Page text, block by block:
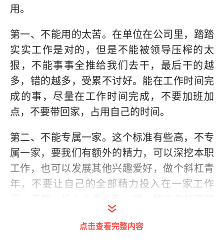
用。
第一、不能用的太苦。在单位在公司里，踏踏
实实工作是对的，但是不能被领导压榨的太
狠，不能事事全推给我们去干，最后干的越
多，错的越多，受累不讨好。能在工作时间完
成的事，尽量在工作时间完成，不要加班加
点，不要带回家，占用自己的时间。
第二、不能专属一家。这个标准有些高，不专
属一家，要我们有额外的精力，可以深挖本职
工作，也可以发展其他兴趣爱好，做个斜杠青
年，不要让自己的全部精力投入在一家工作
意的话，影响自己心情，也浪费了前期那么多
点击查看完整内容